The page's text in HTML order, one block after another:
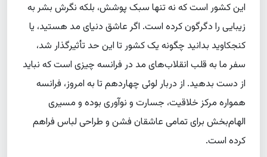
این کشور است که نه تنها سبک پوشش، بلکه نگرش بشر به
زیبایی را دگرگون کرده است. اگر عاشق دنیای مد هستید، یا
کنجکاوید بدانید چگونه یک کشور تا این حد تأثیرگذار شد،
سفر ما به قلب انقلاب‌های مد در فرانسه چیزی است که نباید
از دست بدهید. از دربار لوئی چهاردهم تا به امروز، فرانسه
همواره مرکز خلاقیت، جسارت و نوآوری بوده و مسیری
الهام‌بخش برای تمامی عاشقان فشن و طراحی لباس فراهم
کرده است.